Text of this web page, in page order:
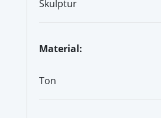
Skulptur
Material:
Ton